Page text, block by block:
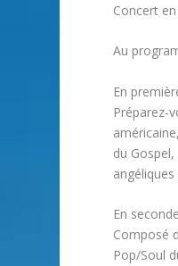
Concert
Au
En
Préparez-
du
En
Composé
Pop/Soul